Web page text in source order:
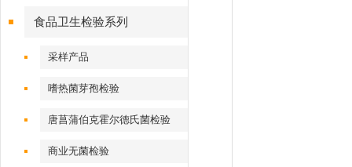
食品卫生检验系列
采样产品
嗜热菌芽孢检验
唐菖蒲伯克霍尔德氏菌检验
商业无菌检验